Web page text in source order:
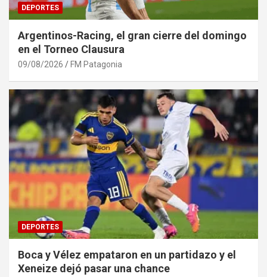
DEPORTES
Argentinos-Racing, el gran cierre del domingo
en el Torneo Clausura
09/08/2026 FM Patagonia
DEPORTES
Boca y Vélez empataron en un partidazo y el
Xeneize dejó pasar una chance